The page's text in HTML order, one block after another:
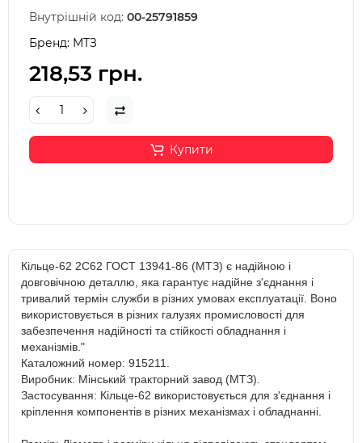
Внутрішній код: 00-25791859
Бренд: МТЗ
218,53 грн.
Купити
Кільце-62 2С62 ГОСТ 13941-86 (МТЗ) є надійною і
довговічною деталлю, яка гарантує надійне з'єднання і
тривалий термін служби в різних умовах експлуатації. Воно
використовується в різних галузях промисловості для
забезпечення надійності та стійкості обладнання і
механізмів."
Каталожний номер: 915211.
Виробник: Мінський тракторний завод (МТЗ).
Застосування: Кільце-62 використовується для з'єднання і
кріплення компонентів в різних механізмах і обладнанні.